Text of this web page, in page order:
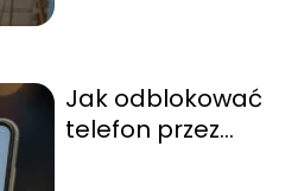
Jak odblokować
telefon przez